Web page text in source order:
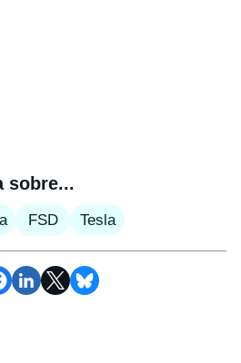
sobre...
FSD Tesla